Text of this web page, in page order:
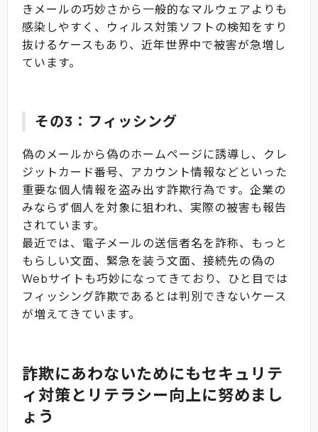
きメールの巧妙さから一般的なマルウェアよりも
感染しやすく、ウィルス対策ソフトの検知をすり
抜けるケースもあり、近年世界中で被害が急増し
ています。
その3：フィッシング
偽のメールから偽のホームページに誘導し、クレ
ジットカード番号、アカウント情報などといった
重要な個人情報を盗み出す詐欺行為です。企業の
みならず個人を対象に狙われ、実際の被害も報告
されています。
最近では、電子メールの送信者名を詐称、もっと
もらしい文面、緊急を装う文面、接続先の偽の
Webサイトも巧妙になってきており、ひと目では
フィッシング詐欺であるとは判別できないケース
が増えてきています。
詐欺にあわないためにもセキュリテ
ィ対策とリテラシー向上に努めまし
ょう